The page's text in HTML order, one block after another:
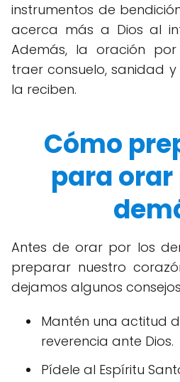
instrumentos de
acerca más a Dios al
Además, la oración
traer consuelo, sanidad
la reciben.
Cómo
para orar
Antes de orar por los
preparar nuestro
dejamos algunos
Mantén una actitud
reverencia ante Dios.
Pídele al Espíritu